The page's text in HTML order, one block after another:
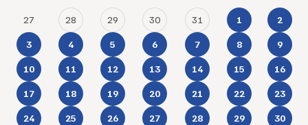
27 28 29 30 31 1 2
3 4 5 6 7 8 9
10 11 12 13 14 15 16
17 18 19 20 21 22 23
24 25 26 27 28 29 30